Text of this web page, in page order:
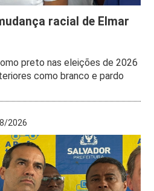
racial de Elmar
preto nas eleições de 2026
como branco e pardo
2026